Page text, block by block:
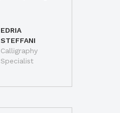
EDRIA
STEFFANI
Calligraphy
Specialist